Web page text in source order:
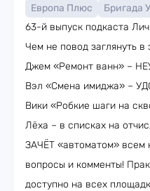
Европа Плюс Бригада У
63-й выпуск подкаста
Чем не повод заглянуть в
Джем «Ремонт ванн» –
Вэл «Смена имиджа» –
Вики «Робкие шаги на
Лёха – в списках на
ЗАЧЁТ «автоматом» всем
вопросы и комменты!
доступно на всех